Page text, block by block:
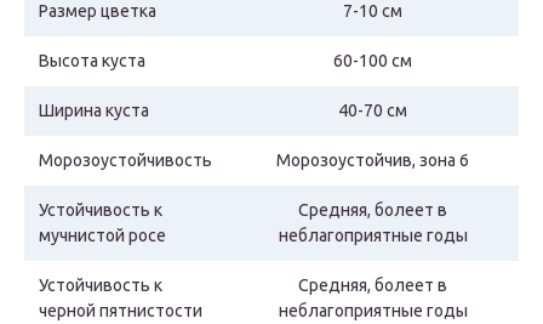
Размер цветка 7-10 см
Высота куста 60-100 см
Ширина куста 40-70 см
Морозоустойчивость Морозоустойчив, зона 6
Устойчивость к
мучнистой росе
Средняя, болеет в
неблагоприятные годы
Устойчивость к
черной пятнистости
Средняя, болеет в
неблагоприятные годы